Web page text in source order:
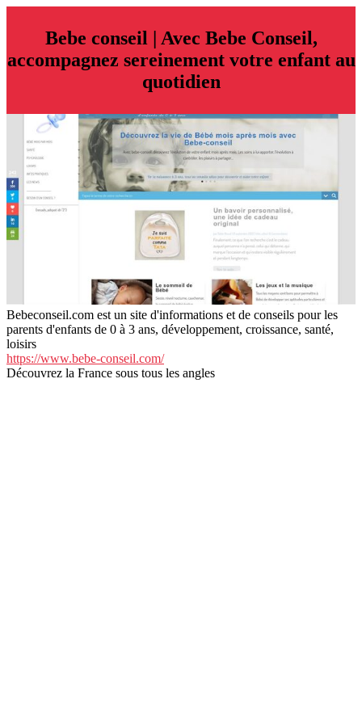
Bebe conseil | Avec Bebe Conseil,
accompagnez sereinement votre enfant au
quotidien
Bebeconseil.com est un site d'informations et de conseils pour les
parents d'enfants de 0 à 3 ans, développement, croissance, santé,
loisirs
https://www.bebe-conseil.com/
Découvrez la France sous tous les angles